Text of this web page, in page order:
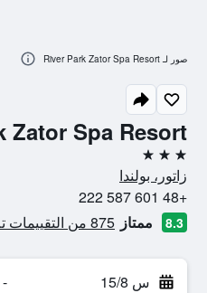
Zator Spa Resort
3 نجوم
زاتور، بولندا
+48 601 587 222
8.3 ممتاز 875 من التقييمات تم التحقق منها
س 15/8 -
صور لـ River Park Zator Spa Resort